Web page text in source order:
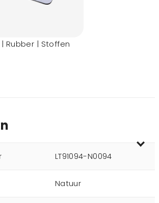
Rubber | Stoffen
LT91094-N0094
Natuur